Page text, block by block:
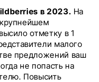
в 2023. На
отметку в 1
малого
предложений ваш
не попасть на
Повысить